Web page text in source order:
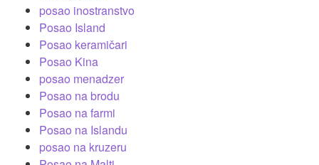
posao inostranstvo
Posao Island
Posao keramičari
Posao Kina
posao menadzer
Posao na brodu
Posao na farmi
Posao na Islandu
posao na kruzeru